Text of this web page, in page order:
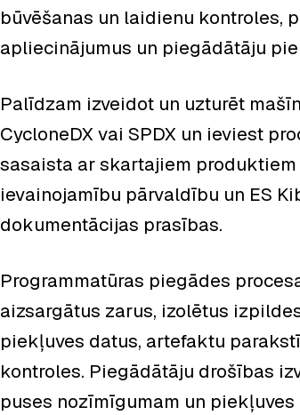
būvēšanas un laidienu kontroles,
apliecinājumus un piegādātāju
Palīdzam izveidot un uzturēt
CycloneDX vai SPDX un ieviest
sasaista ar skartajiem produktiem
ievainojamību pārvaldību un ES
dokumentācijas prasības.
Programmatūras piegādes
aizsargātus zarus, izolētus
piekļuves datus, artefaktu
kontroles. Piegādātāju drošības
puses nozīmīgumam un piekļuves